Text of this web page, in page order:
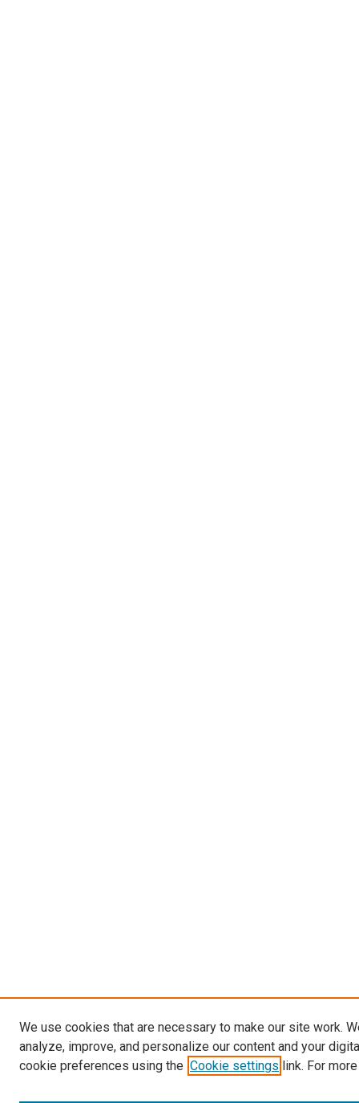
We use cookies that are necessary to make our site work.
analyze, improve, and personalize our content and your
cookie preferences using the Cookie settings link. For